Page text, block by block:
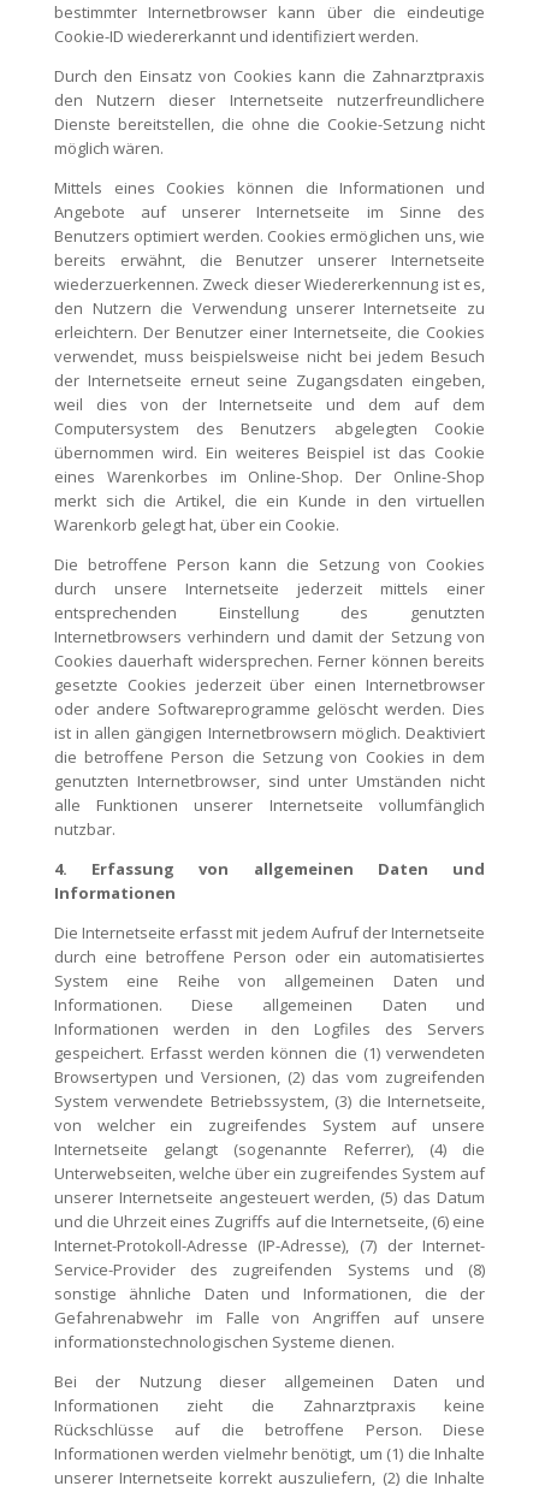
bestimmter Internetbrowser kann über die eindeutige
Cookie-ID wiedererkannt und identifiziert werden.
Durch den Einsatz von Cookies kann die Zahnarztpraxis
den Nutzern dieser Internetseite nutzerfreundlichere
Dienste bereitstellen, die ohne die Cookie-Setzung nicht
möglich wären.
Mittels eines Cookies können die Informationen und
Angebote auf unserer Internetseite im Sinne des
Benutzers optimiert werden. Cookies ermöglichen uns, wie
bereits erwähnt, die Benutzer unserer Internetseite
wiederzuerkennen. Zweck dieser Wiedererkennung ist es,
den Nutzern die Verwendung unserer Internetseite zu
erleichtern. Der Benutzer einer Internetseite, die Cookies
verwendet, muss beispielsweise nicht bei jedem Besuch
der Internetseite erneut seine Zugangsdaten eingeben,
weil dies von der Internetseite und dem auf dem
Computersystem des Benutzers abgelegten Cookie
übernommen wird. Ein weiteres Beispiel ist das Cookie
eines Warenkorbes im Online-Shop. Der Online-Shop
merkt sich die Artikel, die ein Kunde in den virtuellen
Warenkorb gelegt hat, über ein Cookie.
Die betroffene Person kann die Setzung von Cookies
durch unsere Internetseite jederzeit mittels einer
entsprechenden Einstellung des genutzten
Internetbrowsers verhindern und damit der Setzung von
Cookies dauerhaft widersprechen. Ferner können bereits
gesetzte Cookies jederzeit über einen Internetbrowser
oder andere Softwareprogramme gelöscht werden. Dies
ist in allen gängigen Internetbrowsern möglich. Deaktiviert
die betroffene Person die Setzung von Cookies in dem
genutzten Internetbrowser, sind unter Umständen nicht
alle Funktionen unserer Internetseite vollumfänglich
nutzbar.
4. Erfassung von allgemeinen Daten und
Informationen
Die Internetseite erfasst mit jedem Aufruf der Internetseite
durch eine betroffene Person oder ein automatisiertes
System eine Reihe von allgemeinen Daten und
Informationen. Diese allgemeinen Daten und
Informationen werden in den Logfiles des Servers
gespeichert. Erfasst werden können die (1) verwendeten
Browsertypen und Versionen, (2) das vom zugreifenden
System verwendete Betriebssystem, (3) die Internetseite,
von welcher ein zugreifendes System auf unsere
Internetseite gelangt (sogenannte Referrer), (4) die
Unterwebseiten, welche über ein zugreifendes System auf
unserer Internetseite angesteuert werden, (5) das Datum
und die Uhrzeit eines Zugriffs auf die Internetseite, (6) eine
Internet-Protokoll-Adresse (IP-Adresse), (7) der Internet-
Service-Provider des zugreifenden Systems und (8)
sonstige ähnliche Daten und Informationen, die der
Gefahrenabwehr im Falle von Angriffen auf unsere
informationstechnologischen Systeme dienen.
Bei der Nutzung dieser allgemeinen Daten und
Informationen zieht die Zahnarztpraxis keine
Rückschlüsse auf die betroffene Person. Diese
Informationen werden vielmehr benötigt, um (1) die Inhalte
unserer Internetseite korrekt auszuliefern, (2) die Inhalte